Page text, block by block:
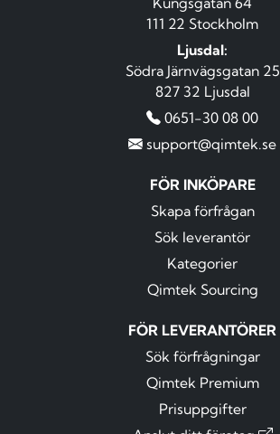
111 22 Stockholm
Ljusdal:
Södra Järnvägsgatan 25
827 32 Ljusdal
0651-30 08 00
support@qimtek.se
FÖR INKÖPARE
Skapa förfrågan
Sök leverantör
Kategorier
Qimtek Sourcing
FÖR LEVERANTÖRER
Sök förfrågningar
Qimtek Premium
Prisuppgifter